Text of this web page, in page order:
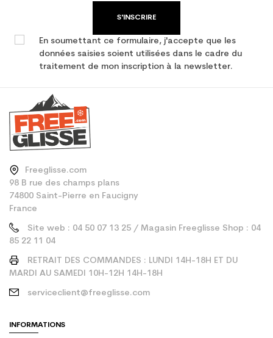
S'INSCRIRE
En soumettant ce formulaire, j'accepte que les
données saisies soient utilisées dans le cadre du
traitement de mon inscription à la newsletter.
Freeglisse.com
98 B rue des champs plans
74800 Saint-Pierre en Faucigny
France
Site web : 04 50 07 13 25 / Magasin Freeglisse Shop : 04
85 22 11 04
RETRAIT DES COMMANDES : LUNDI 14H-18H ET DU
MARDI AU SAMEDI 10H-12H 14H-18H
serviceclient@freeglisse.com
INFORMATIONS